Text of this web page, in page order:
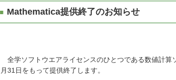
Mathematica提供終了のお知らせ
全学ソフトウエアライセンスのひとつである数値計算
月31日をもって提供終了します。